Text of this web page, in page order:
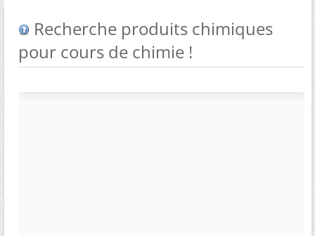
Recherche produits chimiques
pour cours de chimie !